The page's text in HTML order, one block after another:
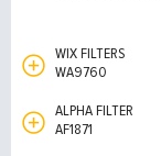
WIX FILTERS
WA9760
ALPHA FILTER
AF1871